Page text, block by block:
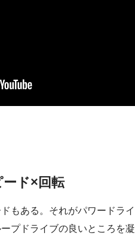
ド×回転
もある。それがパワードライ
プドライブの良いところを凝